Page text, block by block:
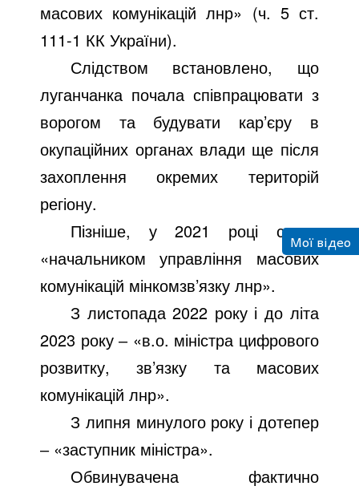
масових комунікацій лнр» (ч. 5 ст.
111-1 КК України).
Слідством встановлено, що
луганчанка почала співпрацювати з
ворогом та будувати кар’єру в
окупаційних органах влади ще після
захоплення окремих територій
регіону.
Пізніше, у 2021 році стала
«начальником управління масових
комунікацій мінкомзв’язку лнр».
З листопада 2022 року і до літа
2023 року ‒ «в.о. міністра цифрового
розвитку, зв’язку та масових
комунікацій лнр».
З липня минулого року і дотепер
‒ «заступник міністра».
Обвинувачена фактично
Мої відео